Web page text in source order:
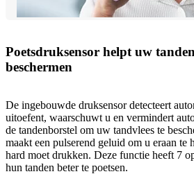
Poetsdruksensor helpt uw
beschermen
De ingebouwde druksensor detecteert
uitoefent, waarschuwt u en vermindert
de tandenborstel om uw tandvlees te
maakt een pulserend geluid om u eraan te
hard moet drukken. Deze functie heeft 7
hun tanden beter te poetsen.